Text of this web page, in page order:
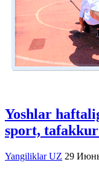
Yoshlar
sport,
Yangiliklar UZ 29